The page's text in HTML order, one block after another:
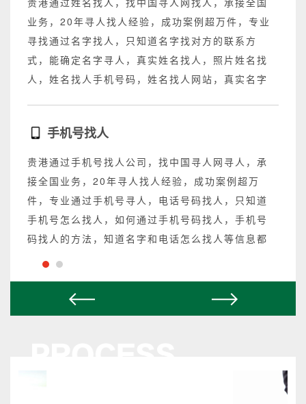
业务，20年寻人找人经验，成功案例超万件，专业
寻找通过名字找人，只知道名字找对方的联系方
式，能确定名字寻人，真实姓名找人，照片姓名找
人，姓名找人手机号码，姓名找人网站，真实名字
手机号找人
贵港通过手机号找人公司，找中国寻人网寻人，承
接全国业务，20年寻人找人经验，成功案例超万
件，专业通过手机号寻人，电话号码找人，只知道
手机号怎么找人，如何通过手机号码找人，手机号
码找人的方法，知道名字和电话怎么找人等信息都
可以操作，不成功不收费。